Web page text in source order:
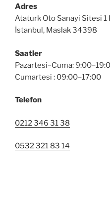
Adres
Ataturk Oto Sanayi Sitesi 1
İstanbul, Maslak 34398
Saatler
Pazartesi–Cuma:
Cumartesi : 09:00–17:00
Telefon
0212 346 31 38
0532 321 83 14